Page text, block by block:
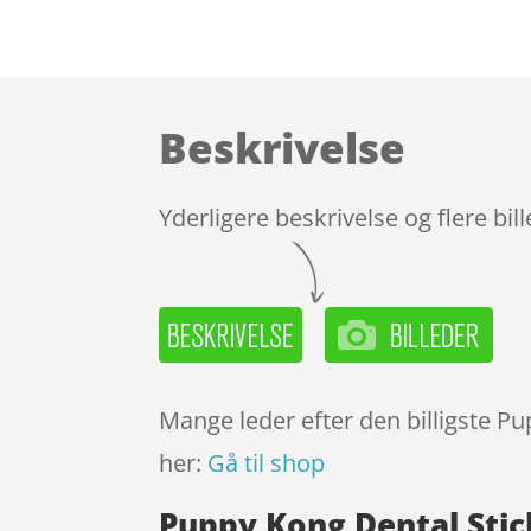
Beskrivelse
Yderligere beskrivelse og flere
Mange leder efter den billigste
her: Gå til shop